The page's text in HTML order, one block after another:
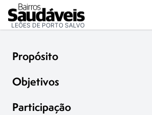
LEÕES DE PORTO SALVO
Propósito
Objetivos
Participação